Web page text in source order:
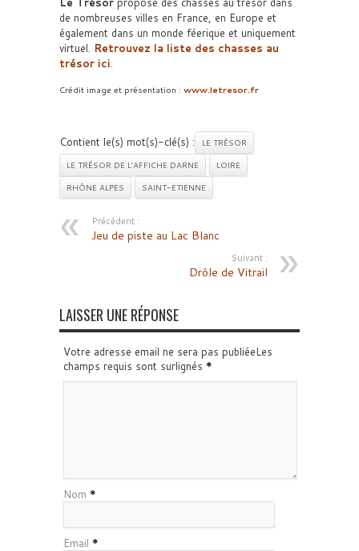
de nombreuses villes en France, en Europe et
également dans un monde féerique et uniquement
virtuel. Retrouvez la liste des chasses au
trésor ici.
Crédit image et présentation : www.letresor.fr
Contient le(s) mot(s)-clé(s) :
LE TRÉSOR
LE TRÉSOR DE L’AFFICHE DARNE
LOIRE
RHÔNE ALPES
SAINT-ETIENNE
Précédent :
Jeu de piste au Lac Blanc
Suivant :
Drôle de Vitrail
LAISSER UNE RÉPONSE
Votre adresse email ne sera pas publiéeLes
champs requis sont surlignés *
Nom *
Email *